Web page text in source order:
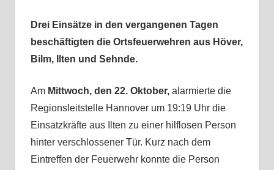
Drei Einsätze in den vergangenen Tagen
beschäftigten die Ortsfeuerwehren aus Höver,
Bilm, Ilten und Sehnde.
Am Mittwoch, den 22. Oktober,alarmierte die
Regionsleitstelle Hannover um 19:19 Uhr die
Einsatzkräfte aus Ilten zu einer hilflosen Person
hinter verschlossener Tür. Kurz nach dem
Eintreffen der Feuerwehr konnte die Person